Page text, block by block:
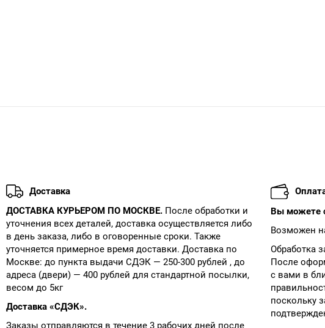
Доставка
ДОСТАВКА КУРЬЕРОМ ПО МОСКВЕ.После обработки и
уточнения всех деталей, доставка осуществляется либо
в день заказа, либо в оговоренные сроки. Также
уточняется примерное время доставки. Доставка по
Москве: до пункта выдачи СДЭК — 250-300 рублей , до
адреса (двери) — 400 рублей для стандартной посылки,
весом до 5кг
Доставка «СДЭК».
Заказы отправляются в течение 3 рабочих дней после
Вы можете
Возможен
Обработка
После
с вами в
поскольку